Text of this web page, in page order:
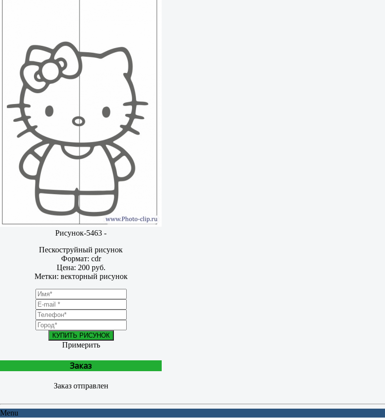
Рисунок-5463 -
Пескоструйный рисунок
Формат: cdr
Цена: 200 руб.
Метки: векторный рисунок
КУПИТЬ РИСУНОК
Примерить
Заказ
Заказ отправлен
Menu